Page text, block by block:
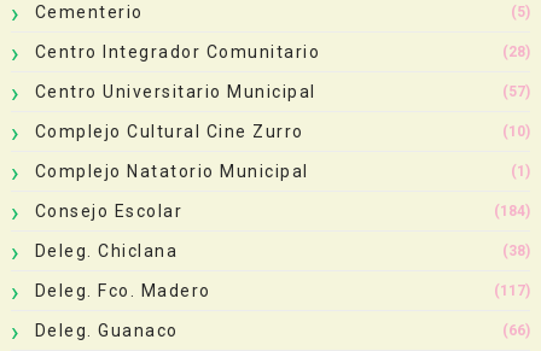
Cementerio (5)
Centro Integrador Comunitario (28)
Centro Universitario Municipal (57)
Complejo Cultural Cine Zurro (10)
Complejo Natatorio Municipal (1)
Consejo Escolar (184)
Deleg. Chiclana (38)
Deleg. Fco. Madero (117)
Deleg. Guanaco (66)